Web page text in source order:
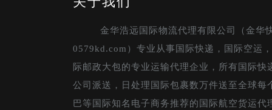
金华浩远国际物流代理有限公司（金华
0579kd.com）专业从事国际快递，国际空运
际邮政大包的专业运输代理企业，所有国际快
公司派送，日处理国际包裹数万件送至全球每
巴等国际知名电子商务推荐的国际航空货运代